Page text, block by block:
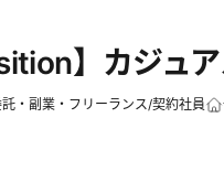
】カジュ
・副業・フリーランス/契約社員